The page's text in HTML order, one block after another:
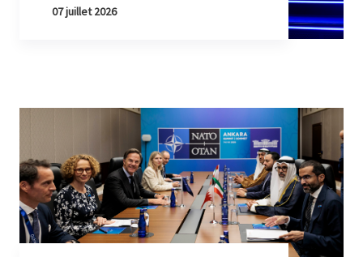
07 juillet 2026